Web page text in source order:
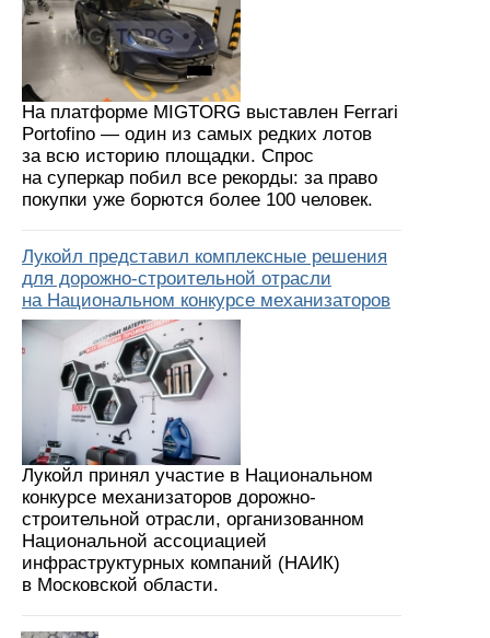
На платформе MIGTORG выставлен Ferrari
Portofino — один из самых редких лотов
за всю историю площадки. Спрос
на суперкар побил все рекорды: за право
покупки уже борются более 100 человек.
Лукойл представил комплексные решения
для дорожно-строительной отрасли
на Национальном конкурсе механизаторов
Лукойл принял участие в Национальном
конкурсе механизаторов дорожно-
строительной отрасли, организованном
Национальной ассоциацией
инфраструктурных компаний (НАИК)
в Московской области.